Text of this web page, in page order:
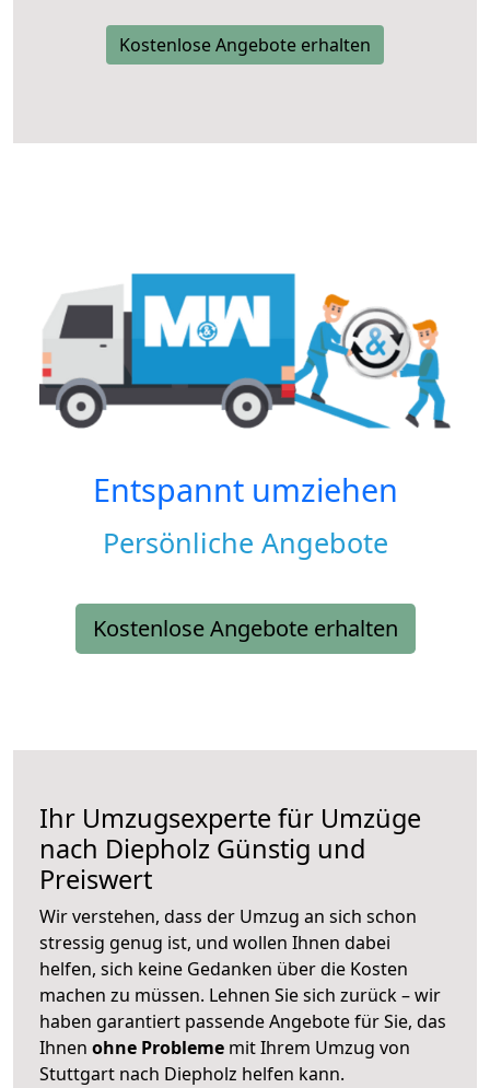
Kostenlose Angebote erhalten
Entspannt umziehen
Persönliche Angebote
Kostenlose Angebote erhalten
Ihr Umzugsexperte für Umzüge
nach Diepholz Günstig und
Preiswert
Wir verstehen, dass der Umzug an sich schon
stressig genug ist, und wollen Ihnen dabei
helfen, sich keine Gedanken über die Kosten
machen zu müssen. Lehnen Sie sich zurück – wir
haben garantiert passende Angebote für Sie, das
Ihnen ohne Probleme mit Ihrem Umzug von
Stuttgart nach Diepholz helfen kann.